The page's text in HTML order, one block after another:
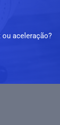
aceleração?